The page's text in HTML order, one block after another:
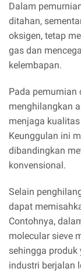
Dalam
ditahan,
oksigen, tetap
gas dan
kelembapan.
Pada pemurnian
menghilangkan
menjaga
Keunggulan ini
dibandingkan
konvensional.
Selain
dapat
Contohnya,
molecular sieve
sehingga
industri berjalan